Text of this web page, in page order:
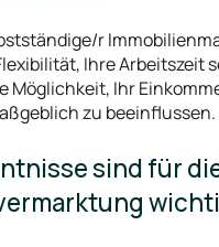
r
Ihre Arbeitszeit
Möglichkeit, Ihr
zu beeinflussen.
sind für